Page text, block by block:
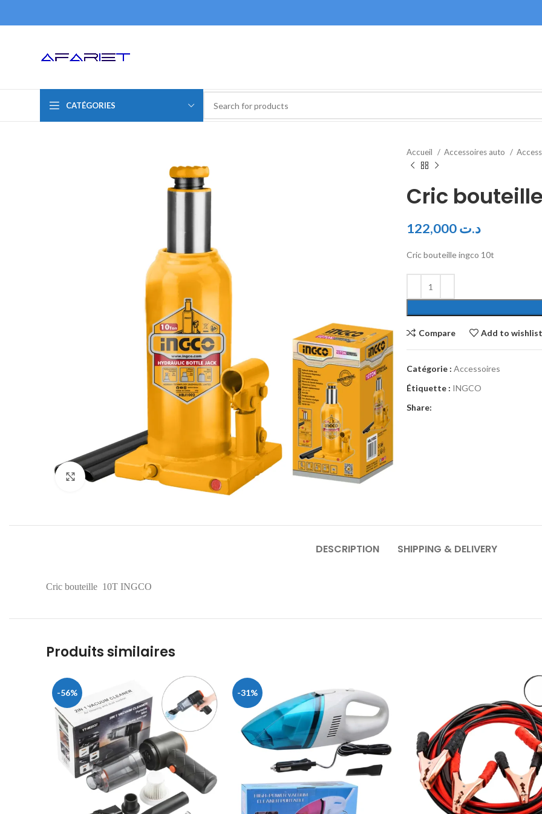
CATÉGORIES
Click to enlarge
Accueil Accessoires auto
Cric
د.ت
Cric bouteille ingco 10t
Compare Add to wishlist
Catégorie : Accessoires
Étiquette : INGCO
Share:
DESCRIPTION SHIPPING & DELIVERY
Cric bouteille 10T INGCO
Produits similaires
-56% -31%